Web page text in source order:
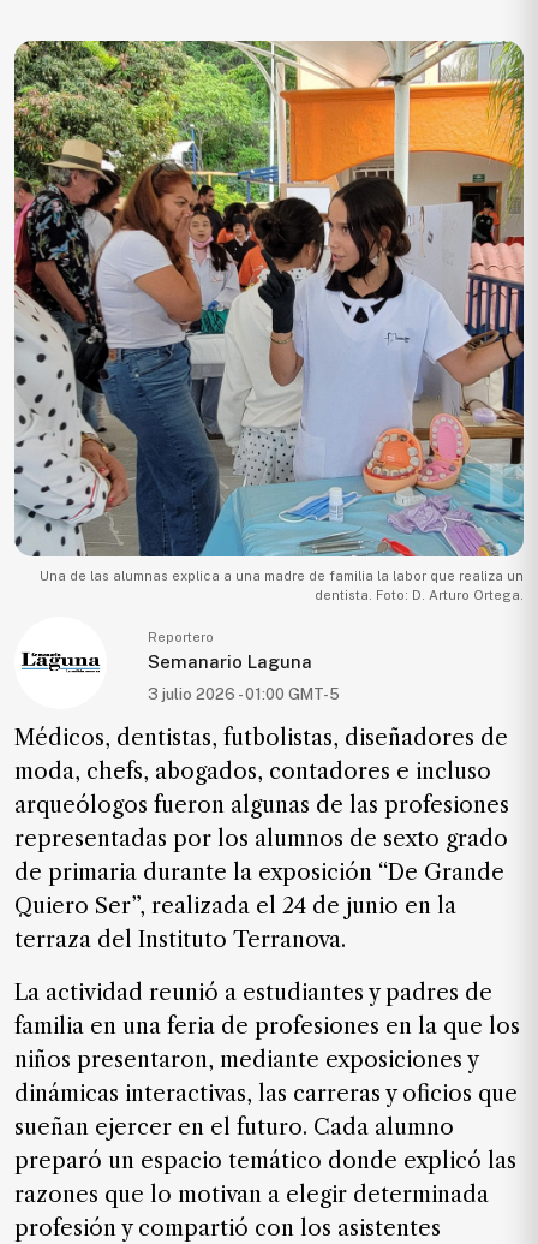
Nacional
Internacional
Opinión
Deportes
Cultura
Turismo
Ecología
Movilidad
Seguridad
Educación
Salud
Política
Negocios
Gente
SUSCRIPTORES
Edición
digital
Nosotros
Contáctanos
Anúnciate
nosotros
Donativos
Una de las alumnas explica a una madre de familia la labor que realiza un
dentista. Foto: D. Arturo Ortega.
Reportero
Semanario Laguna
3 julio 2026 - 01:00 GMT-5
Médicos, dentistas, futbolistas, diseñadores de
moda, chefs, abogados, contadores e incluso
arqueólogos fueron algunas de las profesiones
representadas por los alumnos de sexto grado
de primaria durante la exposición “De Grande
Quiero Ser”, realizada el 24 de junio en la
terraza del Instituto Terranova.
La actividad reunió a estudiantes y padres de
familia en una feria de profesiones en la que los
niños presentaron, mediante exposiciones y
dinámicas interactivas, las carreras y oficios que
sueñan ejercer en el futuro. Cada alumno
preparó un espacio temático donde explicó las
razones que lo motivan a elegir determinada
profesión y compartió con los asistentes